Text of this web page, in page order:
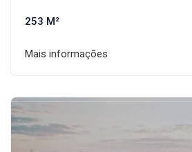
253 M²
Mais informações